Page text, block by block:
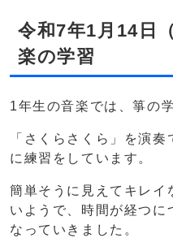
令和7年1月14日
楽の学習
1年生の音楽では、箏の
「さくらさくら」を演
に練習をしています。
簡単そうに見えてキレイ
いようで、時間が経つに
なっていきました。